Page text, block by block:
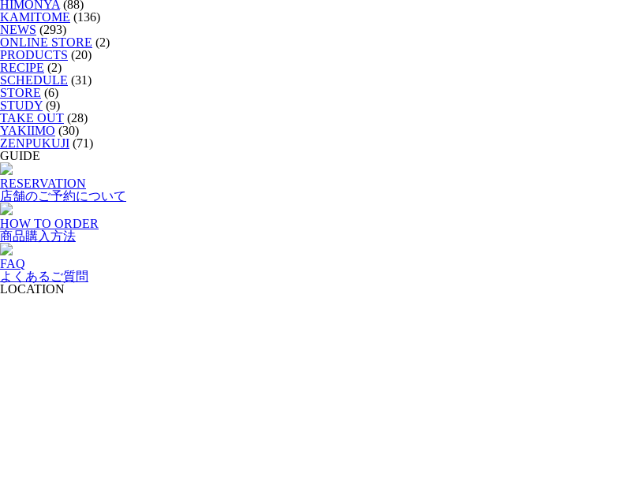
HIMONYA (88)
KAMITOME (136)
NEWS (293)
ONLINE STORE (2)
PRODUCTS (20)
RECIPE (2)
SCHEDULE (31)
STORE (6)
STUDY (9)
TAKE OUT (28)
YAKIIMO (30)
ZENPUKUJI (71)
GUIDE
RESERVATION
店舗のご予約について
HOW TO ORDER
商品購入方法
FAQ
よくあるご質問
LOCATION